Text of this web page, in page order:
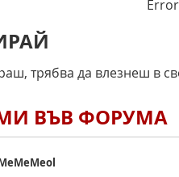
трябва да влезнеш в
ВЪВ ФОРУМА